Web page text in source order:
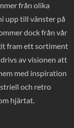
från olika
upp till vänster på
dock från vår
fram ett sortiment
av visionen att
med inspiration
och retro
hjärtat.